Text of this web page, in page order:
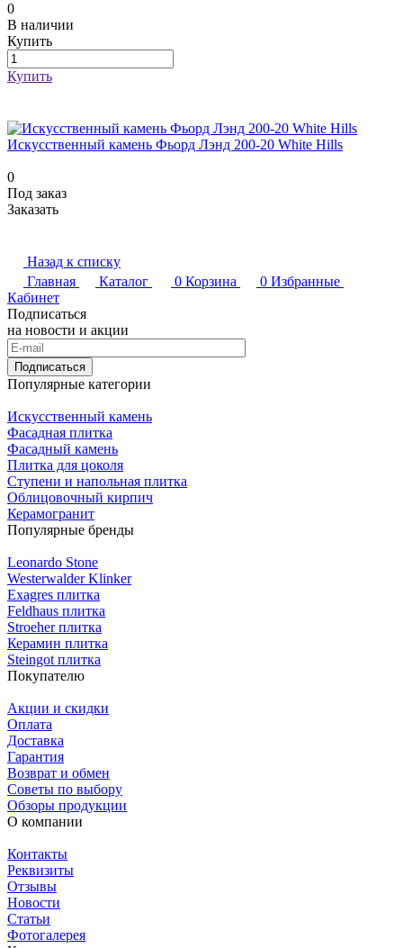
0
В наличии
Купить
Купить
Искусственный камень Фьорд Лэнд 200-20 White Hills
0
Под заказ
Заказать
Назад к списку
Главная
Каталог 0 Корзина 0 Избранные
Кабинет
Подписаться
на новости и акции
Подписаться
Популярные категории
Искусственный камень
Фасадная плитка
Фасадный камень
Плитка для цоколя
Ступени и напольная плитка
Облицовочный кирпич
Керамогранит
Популярные бренды
Leonardo Stone
Westerwalder Klinker
Exagres плитка
Feldhaus плитка
Stroeher плитка
Керамин плитка
Steingot плитка
Покупателю
Акции и скидки
Оплата
Доставка
Гарантия
Возврат и обмен
Советы по выбору
Обзоры продукции
О компании
Контакты
Реквизиты
Отзывы
Новости
Статьи
Фотогалерея